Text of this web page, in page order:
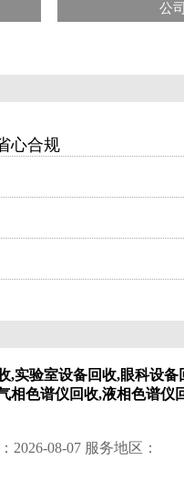
公
心合规
,实验室设备回收,眼科设
相色谱仪回收,液相色谱仪
2026-08-07 服务地区：